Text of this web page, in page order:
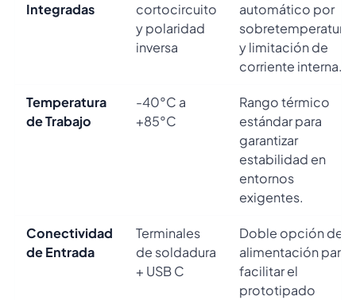
Integradas
cortocircuito
y polaridad
inversa
automático por
sobretemperatura
y limitación de
corriente interna.
Temperatura
de Trabajo
-40°C a
+85°C
Rango térmico
estándar para
garantizar
estabilidad en
entornos
exigentes.
Conectividad
de Entrada
Terminales
de soldadura
+ USB C
Doble opción de
alimentación para
facilitar el
prototipado